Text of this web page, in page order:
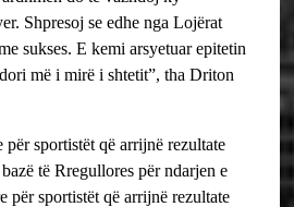
Shpresoj se edhe nga Lojërat
sukses. E kemi arsyetuar epitetin
më i mirë i shtetit”, tha Driton
për sportistët që arrijnë rezultate
të Rregullores për ndarjen e
për sportistët që arrijnë rezultate